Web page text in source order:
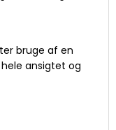
bruge af en
ansigtet og